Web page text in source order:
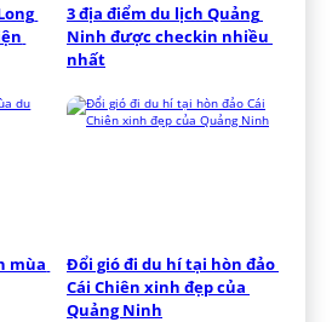
3 địa điểm du lịch Quảng
Ninh được checkin nhiều
nhất
mùa
Đổi gió đi du hí tại hòn đảo
Cái Chiên xinh đẹp của
Quảng Ninh